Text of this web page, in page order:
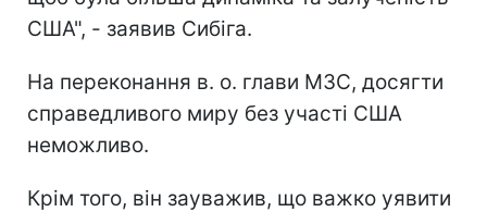
США", - заявив Сибіга.
На переконання в. о. глави МЗС, досягти
справедливого миру без участі США
неможливо.
Крім того, він зауважив, що важко уявити